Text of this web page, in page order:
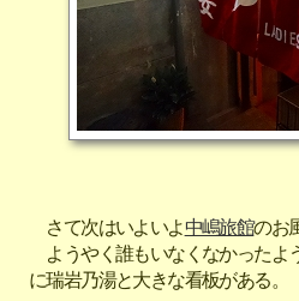
さて次はいよいよ中嶋旅館のお
ようやく誰もいなくなかったよ
に瑞岩乃湯と大きな看板がある。